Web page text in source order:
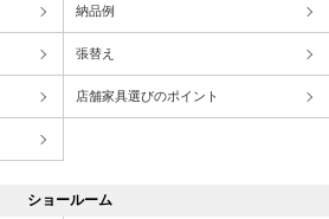
納品例
張替え
店舗家具選びのポイント
ショールーム